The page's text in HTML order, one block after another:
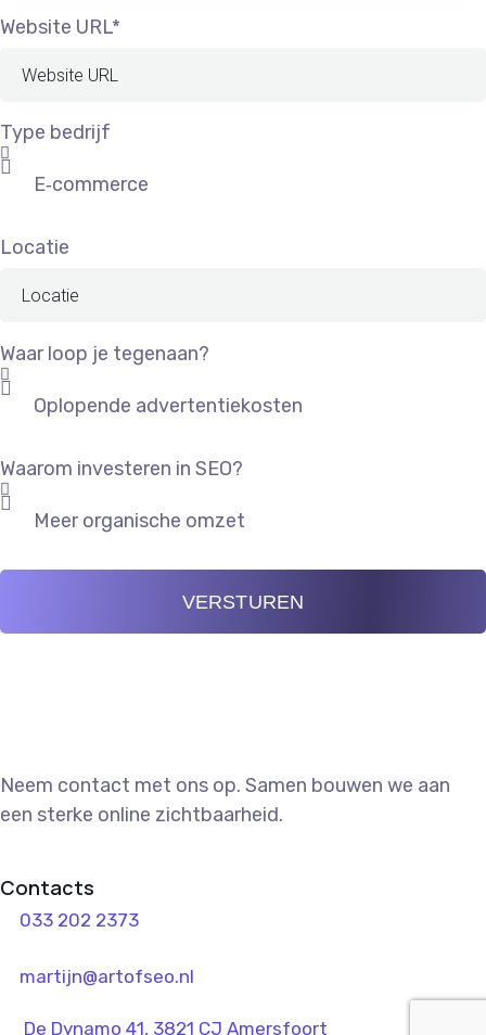
Website URL*
Type bedrijf
Locatie
Waar loop je tegenaan?
Waarom investeren in SEO?
VERSTUREN
Neem contact met ons op. Samen bouwen we aan
een sterke online zichtbaarheid.
Contacts
033 202 2373
martijn@artofseo.nl
De Dynamo 41, 3821 CJ Amersfoort